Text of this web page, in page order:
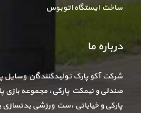
ساخت ایستگاه اتوبوس
درباره ما
شرکت آکو پارک تولیدکنندگان وسایل
صندلی و نیمکت پارکی، مجموعه بازی
پارکی و خیابانی ،ست ورزشی بدنسازی